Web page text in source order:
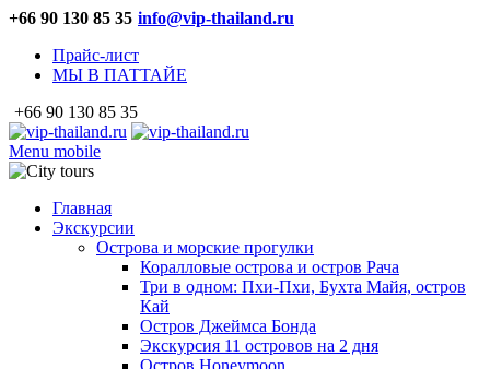
+66 90 130 85 35 info@vip-thailand.ru
Прайс-лист
МЫ В ПАТТАЙЕ
+66 90 130 85 35
Menu mobile
Главная
Экскурсии
Острова и морские прогулки
Коралловые острова и остров Рача
Три в одном: Пхи-Пхи, Бухта Майя, остров
Кай
Остров Джеймса Бонда
Экскурсия 11 островов на 2 дня
Остров Honeymoon